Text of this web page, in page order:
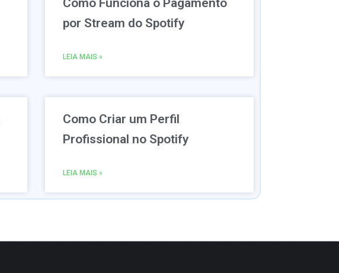
Como Funciona o Pagamento
por Stream do Spotify
LEIA MAIS »
Como Criar um Perfil
Profissional no Spotify
LEIA MAIS »